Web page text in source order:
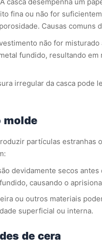
fina ou não for
Causas comuns
não for
fundido, resultando
irregular da casca pode
molde
partículas estranhas
devidamente secos
causando o
ou outros materiais
superficial ou interna.
de cera